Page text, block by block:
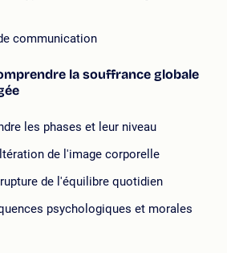
communication
la souffrance globale
les phases et leur niveau
de l'image corporelle
de l'équilibre quotidien
psychologiques et morales